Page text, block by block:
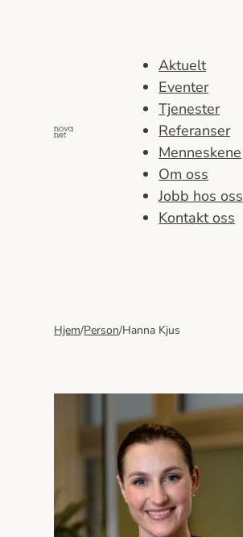
Aktuelt
Eventer
Tjenester
Referanser
Menneskene
Om oss
Jobb hos oss
Kontakt oss
Hjem/Person/Hanna Kjus